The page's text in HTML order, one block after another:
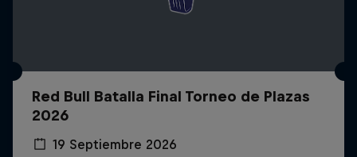
Red Bull Batalla Final Torneo de Plazas
2026
19 Septiembre 2026